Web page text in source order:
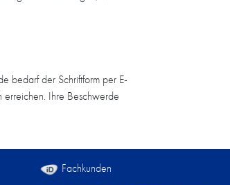
bedarf der Schriftform per E-
Ihre Beschwerde
Fachkunden